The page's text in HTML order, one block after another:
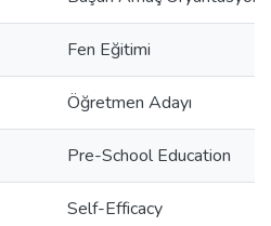
Fen Eğitimi
Öğretmen Adayı
Pre-School Education
Self-Efficacy